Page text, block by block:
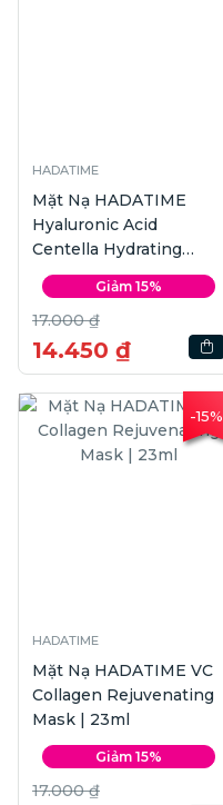
HADATIME
Mặt Nạ HADATIME
Hyaluronic Acid
Centella Hydrating
Mask | 23ml
Giảm 15%
17.000 ₫
14.450 ₫
-15%
HADATIME
Mặt Nạ HADATIME VC
Collagen Rejuvenating
Mask | 23ml
Giảm 15%
17.000 ₫